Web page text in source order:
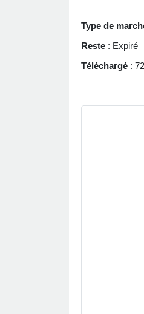
Type de
Reste : Expiré
Téléchargé :